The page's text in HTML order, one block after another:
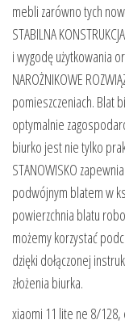
mebli zarówno tych
STABILNA
i wygodę użytkowania
NAROŻNIKOWE
pomieszczeniach. Blat
optymalnie
biurko jest nie tylko
STANOWISKO
podwójnym blatem w
powierzchnia blatu
możemy korzystać
dzięki dołączonej
złożenia biurka.
xiaomi 11 lite ne 8/